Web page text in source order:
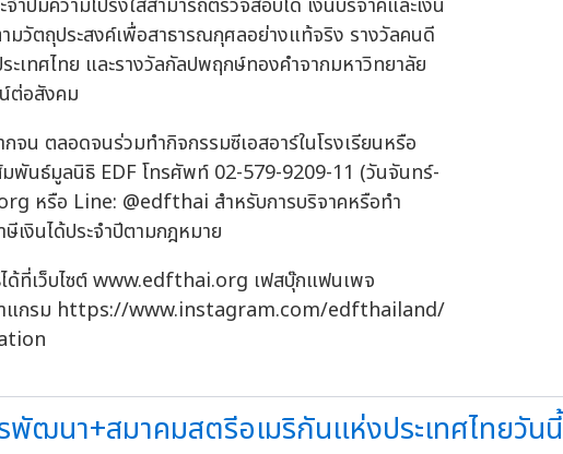
ปีมีความโปร่งใสสามารถตรวจสอบได้ เงินบริจาคและเงิน
วัตถุประสงค์เพื่อสาธารณกุศลอย่างแท้จริง รางวัลคนดี
ทศไทย และรางวัลกัลปพฤกษ์ทองคำจากมหาวิทยาลัย
ต่อสังคม
น ตลอดจนร่วมทำกิจกรรมซีเอสอาร์ในโรงเรียนหรือ
พันธ์มูลนิธิ EDF โทรศัพท์ 02-579-9209-11 (วันจันทร์-
หรือ Line: @edfthai สำหรับการบริจาคหรือทำ
เงินได้ประจำปีตามกฎหมาย
ด้ที่เว็บไซต์ www.edfthai.org เฟสบุ๊กแฟนเพจ
กรม https://www.instagram.com/edfthailand/
ฒนา+สมาคมสตรีอเมริกันแห่งประเทศไทยวันนี้